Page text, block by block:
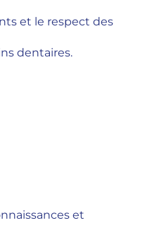
et le respect des
dentaires.
et